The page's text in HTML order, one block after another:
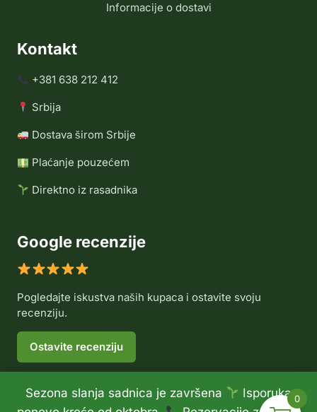
Sezona slanja sadnica je završena
Isporuka
Informacije o dostavi
Kontakt
+381 638 212 412
Srbija
Dostava širom Srbije
Plaćanje pouzećem
Direktno iz rasadnika
Google recenzije
Pogledajte iskustva naših kupaca i ostavite svoju
recenziju.
Ostavite recenziju
0